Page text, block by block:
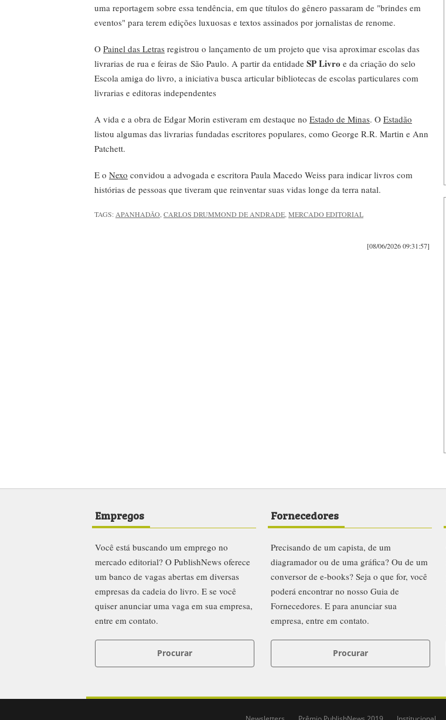
uma reportagem sobre essa tendência, em que títulos do gênero passaram de "brindes em
eventos" para terem edições luxuosas e textos assinados por jornalistas de renome.
O Painel das Letras registrou o lançamento de um projeto que visa aproximar escolas das
livrarias de rua e feiras de São Paulo. A partir da entidade SP Livro e da criação do selo
Escola amiga do livro, a iniciativa busca articular bibliotecas de escolas particulares com
livrarias e editoras independentes
A vida e a obra de Edgar Morin estiveram em destaque no Estado de Minas. O Estadão
listou algumas das livrarias fundadas escritores populares, como George R.R. Martin e Ann
Patchett.
E o Nexo convidou a advogada e escritora Paula Macedo Weiss para indicar livros com
histórias de pessoas que tiveram que reinventar suas vidas longe da terra natal.
TAGS: APANHADÃO CARLOS DRUMMOND DE ANDRADE MERCADO EDITORIAL
[08/06/2026 09:31:57]
Empregos
Você está buscando um emprego no
mercado editorial? O PublishNews oferece
um banco de vagas abertas em diversas
empresas da cadeia do livro. E se você
quiser anunciar uma vaga em sua empresa,
entre em contato.
Procurar
Fornecedores
Precisando de um capista, de um
diagramador ou de uma gráfica? Ou de um
conversor de e-books? Seja o que for, você
poderá encontrar no nosso Guia de
Fornecedores. E para anunciar sua
empresa, entre em contato.
Procurar